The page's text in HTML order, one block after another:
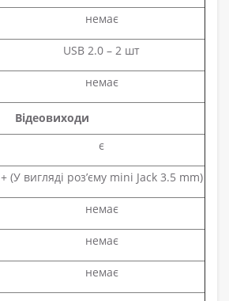
немає
USB 2.0 – 2 шт
немає
Відеовиходи
є
+ (У вигляді роз’єму mini Jack 3.5 mm)
немає
немає
немає